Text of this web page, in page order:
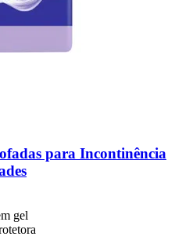
para Incontinência
gel